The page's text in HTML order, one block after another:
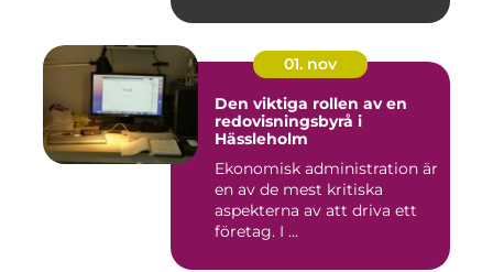
01. nov
Den viktiga rollen av en
redovisningsbyrå i
Hässleholm
Ekonomisk administration är
en av de mest kritiska
aspekterna av att driva ett
företag. I ...